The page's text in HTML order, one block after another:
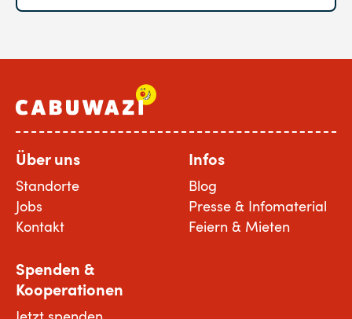
Über uns
Standorte
Jobs
Kontakt
Infos
Blog
Presse & Infomaterial
Feiern & Mieten
Spenden &
Kooperationen